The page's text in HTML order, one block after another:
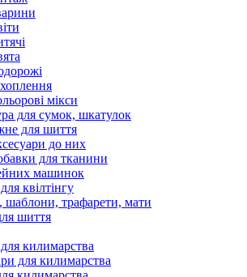
мікси
для сумок, шкатулок
для шиття
до них
для тканини
машинок
квілтінгу
шаблони, трафарети, мати
шиття
килимарства
для килимарства